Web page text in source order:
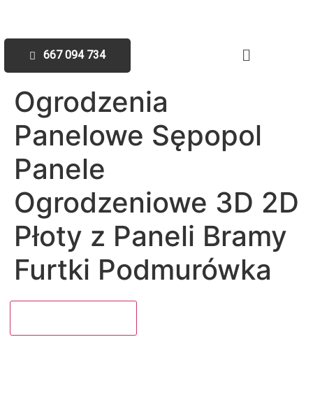
667 094 734
Ogrodzenia
Panelowe Sępopol
Panele
Ogrodzeniowe 3D 2D
Płoty z Paneli Bramy
Furtki Podmurówka